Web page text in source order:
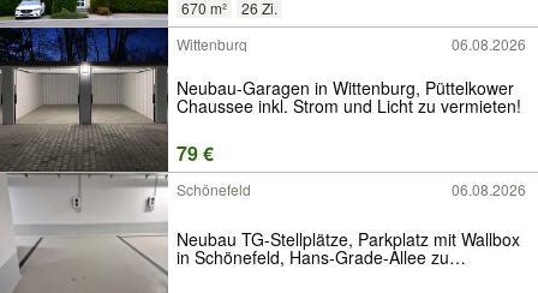
670 m²
26 Zi.
Wittenburg
06.08.2026
Neubau-Garagen in Wittenburg, Püttelkower
Chaussee inkl. Strom und Licht zu vermieten!
79 €
Schönefeld 06.08.2026
Neubau TG-Stellplätze, Parkplatz mit Wallbox
in Schönefeld, Hans-Grade-Allee zu